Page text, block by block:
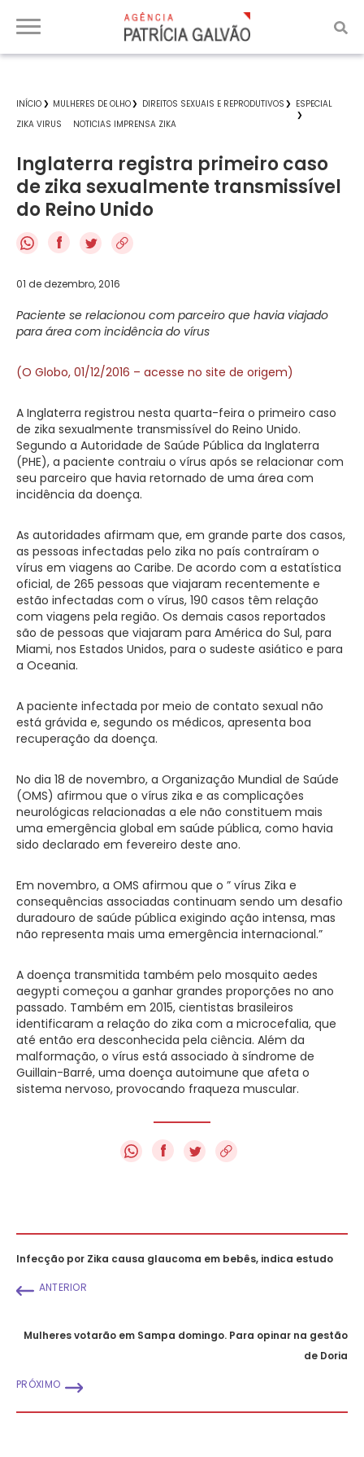
INÍCIO MULHERES DE OLHO DIREITOS SEXUAIS E REPRODUTIVOS
ESPECIAL
ZIKA VIRUS
NOTICIAS IMPRENSA ZIKA
Inglaterra registra primeiro caso
de zika sexualmente transmissível
do Reino Unido
f
01 de dezembro, 2016
Paciente se relacionou com parceiro que havia viajado
para área com incidência do vírus
(O Globo, 01/12/2016 – acesse no site de origem)
A Inglaterra registrou nesta quarta-feira o primeiro caso
de zika sexualmente transmissível do Reino Unido.
Segundo a Autoridade de Saúde Pública da Inglaterra
(PHE), a paciente contraiu o vírus após se relacionar com
seu parceiro que havia retornado de uma área com
incidência da doença.
As autoridades afirmam que, em grande parte dos casos,
as pessoas infectadas pelo zika no país contraíram o
vírus em viagens ao Caribe. De acordo com a estatística
oficial, de 265 pessoas que viajaram recentemente e
estão infectadas com o vírus, 190 casos têm relação
com viagens pela região. Os demais casos reportados
são de pessoas que viajaram para América do Sul, para
Miami, nos Estados Unidos, para o sudeste asiático e para
a Oceania.
A paciente infectada por meio de contato sexual não
está grávida e, segundo os médicos, apresenta boa
recuperação da doença.
No dia 18 de novembro, a Organização Mundial de Saúde
(OMS) afirmou que o vírus zika e as complicações
neurológicas relacionadas a ele não constituem mais
uma emergência global em saúde pública, como havia
sido declarado em fevereiro deste ano.
Em novembro, a OMS afirmou que o ” vírus Zika e
consequências associadas continuam sendo um desafio
duradouro de saúde pública exigindo ação intensa, mas
não representa mais uma emergência internacional.”
A doença transmitida também pelo mosquito aedes
aegypti começou a ganhar grandes proporções no ano
passado. Também em 2015, cientistas brasileiros
identificaram a relação do zika com a microcefalia, que
até então era desconhecida pela ciência. Além da
malformação, o vírus está associado à síndrome de
Guillain-Barré, uma doença autoimune que afeta o
sistema nervoso, provocando fraqueza muscular.
f
Infecção por Zika causa glaucoma em bebês, indica estudo
ANTERIOR
Mulheres votarão em Sampa domingo. Para opinar na gestão
de Doria
PRÓXIMO